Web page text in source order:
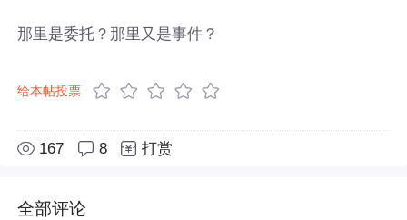
那里是委托？那里又是事件？
给本帖投票
167 8 打赏
全部评论